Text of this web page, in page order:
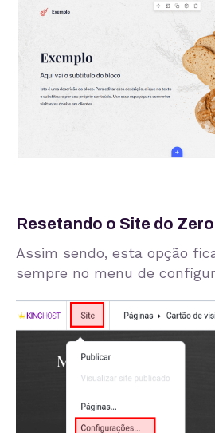
Resetando o Site do Zero
Assim sendo, esta opção
sempre no menu de